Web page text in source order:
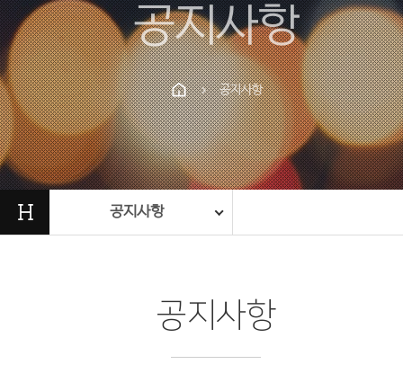
PrevNext
공지사항
chevron_right 공지사항
H 공지사항
공지사항